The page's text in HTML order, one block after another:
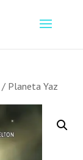
/ Planeta Yaz